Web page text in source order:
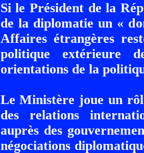
Si le Président de la
de la diplomatie un «
Affaires étrangères
politique extérieure
orientations de la
Le Ministère joue un
des relations
auprès des
négociations